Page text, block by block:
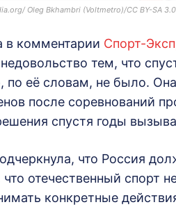
Oleg Bkhambri (Voltmetro)/CC BY-SA 3.0
в комментарии Спорт-
тем, что
по её словам, не было.
после соревнований
спустя годы
что Россия
отечественный спорт
конкретные